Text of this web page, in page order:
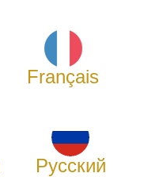
Français
Русский